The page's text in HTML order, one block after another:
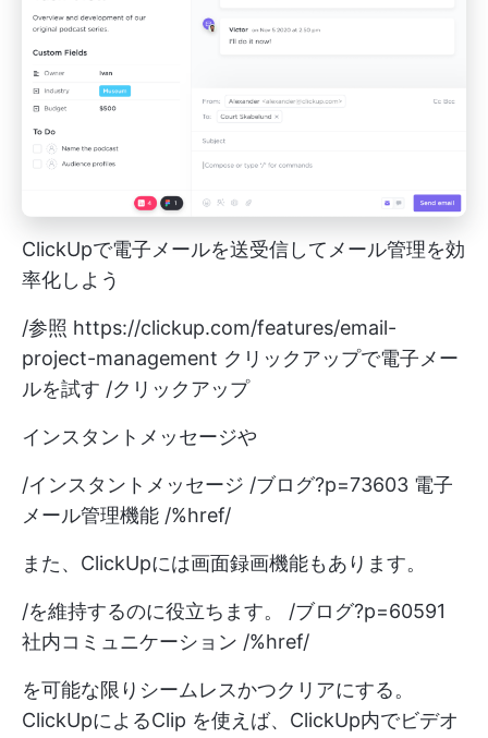
ClickUpで電子メールを送受信してメール管理を効
率化しよう
/参照 https://clickup.com/features/email-
project-management クリックアップで電子メー
ルを試す /クリックアップ
インスタントメッセージや
/インスタントメッセージ /ブログ?p=73603 電子
メール管理機能 /%href/
また、ClickUpには画面録画機能もあります。
/を維持するのに役立ちます。 /ブログ?p=60591
社内コミュニケーション /%href/
を可能な限りシームレスかつクリアにする。
ClickUpによるClip を使えば、ClickUp内でビデオ